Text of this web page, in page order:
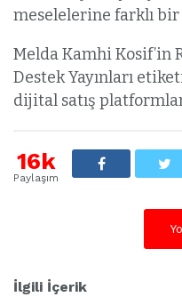
meselelerine farklı
Melda Kamhi Kosif’in
Destek Yayınları
dijital satış
16k
Paylaşım
İlgili İçerik